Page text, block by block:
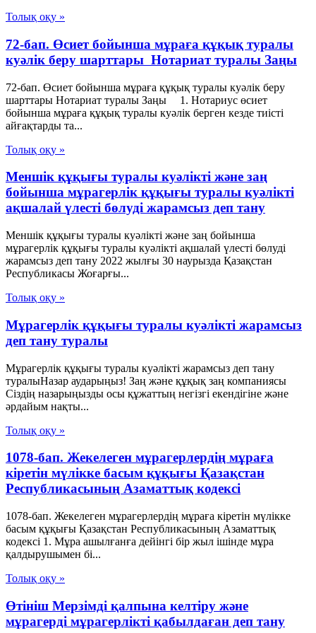
Толық оқу »
72-бап. Өсиет бойынша мұраға құқық туралы
куәлiк беру шарттары Нотариат туралы Заңы
72-бап. Өсиет бойынша мұраға құқық туралы куәлiк беру
шарттары Нотариат туралы Заңы 1. Нотариус өсиет
бойынша мұраға құқық туралы куәлiк берген кезде тиiстi
айғақтарды та...
Толық оқу »
Меншік құқығы туралы куәлікті және заң
бойынша мұрагерлік құқығы туралы куәлікті
ақшалай үлесті бөлуді жарамсыз деп тану
Меншік құқығы туралы куәлікті және заң бойынша
мұрагерлік құқығы туралы куәлікті ақшалай үлесті бөлуді
жарамсыз деп тану 2022 жылғы 30 наурызда Қазақстан
Республикасы Жоғарғы...
Толық оқу »
Мұрагерлік құқығы туралы куәлікті жарамсыз
деп тану туралы
Мұрагерлік құқығы туралы куәлікті жарамсыз деп тану
туралыНазар аударыңыз! Заң және құқық заң компаниясы
Сіздің назарыңызды осы құжаттың негізгі екендігіне және
әрдайым нақты...
Толық оқу »
1078-бап. Жекелеген мұрагерлердiң мұраға
кiретiн мүлiкке басым құқығы Қазақстан
Республикасының Азаматтық кодексi
1078-бап. Жекелеген мұрагерлердiң мұраға кiретiн мүлiкке
басым құқығы Қазақстан Республикасының Азаматтық
кодексi 1. Мұра ашылғанға дейiнгi бiр жыл iшiнде мұра
қалдырушымен бi...
Толық оқу »
Өтініш Мерзімді қалпына келтіру және
мұрагерді мұрагерлікті қабылдаған деп тану